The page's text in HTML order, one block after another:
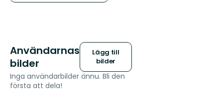
Användarnas
bilder
Lägg till
bilder
Inga användarbilder ännu. Bli den
första att dela!